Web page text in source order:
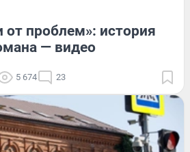
от проблем»: история
— видео
5 674 23